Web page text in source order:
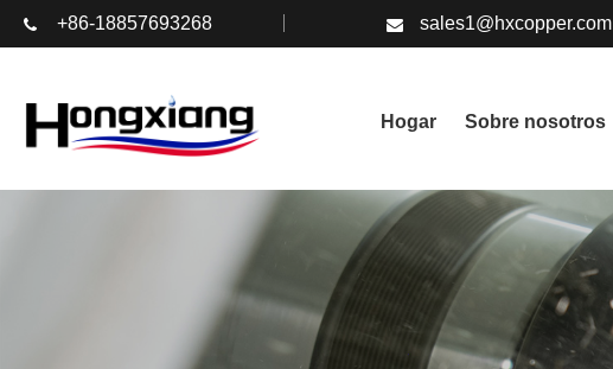
+86-18857693268 sales1@hxcopper.com
Hogar Sobre nosotros